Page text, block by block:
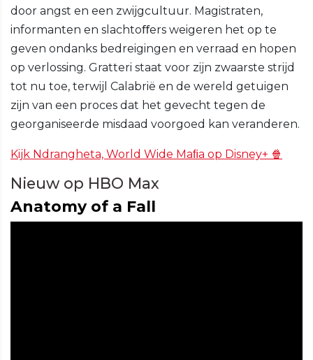
door angst en een zwijgcultuur. Magistraten,
informanten en slachtoﬀers weigeren het op te
geven ondanks bedreigingen en verraad en hopen
op verlossing. Gratteri staat voor zijn zwaarste strijd
tot nu toe, terwijl Calabrië en de wereld getuigen
zijn van een proces dat het gevecht tegen de
georganiseerde misdaad voorgoed kan veranderen.
Kijk Ndrangheta, World Wide Maﬁa op Disney+ 🍿
Nieuw op HBO Max
Anatomy of a Fall